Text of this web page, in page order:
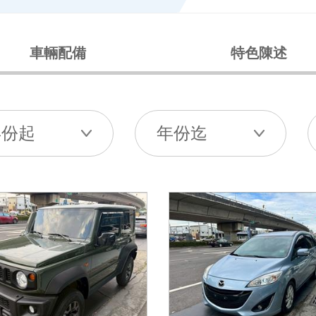
車輛配備 特色陳述